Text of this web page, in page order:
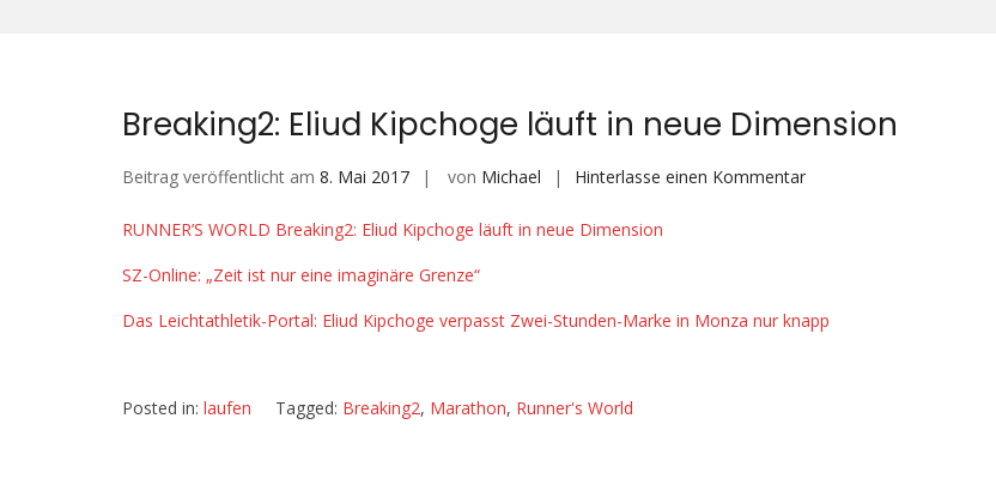
Breaking2: Eliud Kipchoge läuft in neue Dimension
Beitrag veröffentlicht am 8. Mai 2017 von Michael Hinterlasse einen Kommentarauf
in
RUNNER’S WORLD Breaking2: Eliud Kipchoge läuft in neue Dimension
SZ-Online: „Zeit ist nur eine imaginäre Grenze“
Das Leichtathletik-Portal: Eliud Kipchoge verpasst Zwei-Stunden-Marke in Monza nur knapp
Posted in: laufen Tagged: Breaking2, Marathon, Runner's World